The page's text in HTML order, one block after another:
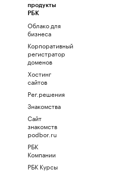
продукты
РБК
Облако для
бизнеса
Корпоративный
регистратор
доменов
Хостинг
сайтов
Рег.решения
Знакомства
Сайт
знакомств
podbor.ru
РБК
Компании
РБК Курсы